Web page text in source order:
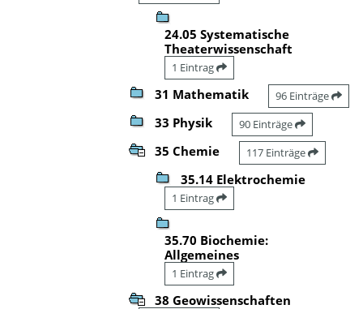
24.05 Systematische
Theaterwissenschaft
1 Eintrag
31 Mathematik 96 Einträge
33 Physik 90 Einträge
35 Chemie 117 Einträge
35.14 Elektrochemie
1 Eintrag
35.70 Biochemie:
Allgemeines
1 Eintrag
38 Geowissenschaften